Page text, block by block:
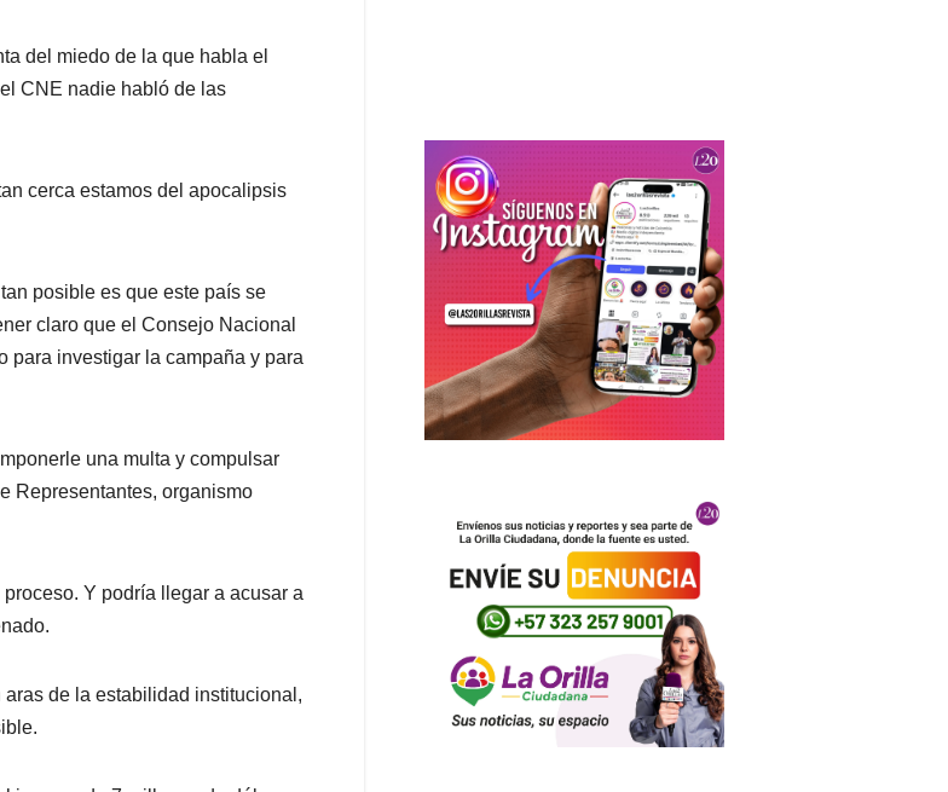
del miedo de la que habla el
CNE nadie habló de las
cerca estamos del apocalipsis
posible es que este país se
claro que el Consejo Nacional
para investigar la campaña y para
una multa y compulsar
Representantes, organismo
Y podría llegar a acusar a
de la estabilidad institucional,